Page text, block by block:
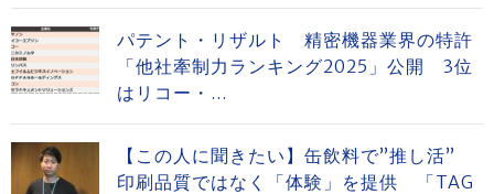
パテント・リザルト 精密機器業界の特許
「他社牽制力ランキング2025」公開 3位
はリコー・...
【この人に聞きたい】缶飲料で”推し活”
印刷品質ではなく「体験」を提供 「TAG